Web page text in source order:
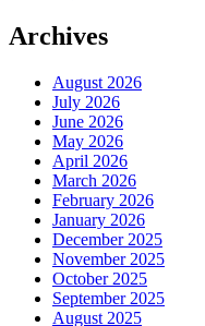
Archives
August 2026
July 2026
June 2026
May 2026
April 2026
March 2026
February 2026
January 2026
December 2025
November 2025
October 2025
September 2025
August 2025